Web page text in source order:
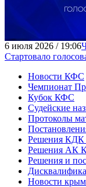
6 июля 2026 / 19:06
Стартовало
Новости КФС
Чемпионат
Кубок КФС
Судейские
Протоколы
Решения
Решения АК
Решения и
Новости